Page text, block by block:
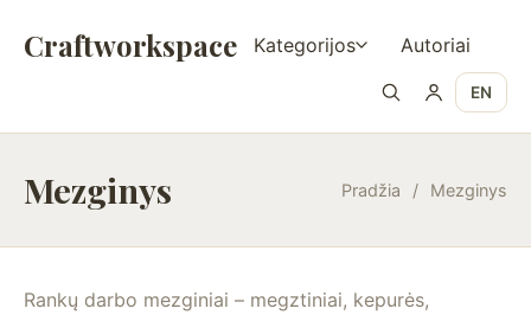
Craftworkspace Kategorijos Autoriai
EN
Mezginys Pradžia / Mezginys
Rankų darbo mezginiai – megztiniai, kepurės,